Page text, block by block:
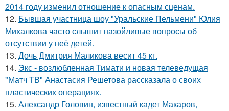
2014 году изменил отношение к опасным сценам.
12. Бывшая участница шоу "Уральские Пельмени" Юлия
Михалкова часто слышит назойливые вопросы об
отсутствии у неё детей.
13. Дочь Дмитрия Маликова весит 45 кг.
14. Экс - возлюбленная Тимати и новая телеведущая
"Матч ТВ" Анастасия Решетова рассказала о своих
пластических операциях.
15. Александр Головин, известный кадет Макаров,